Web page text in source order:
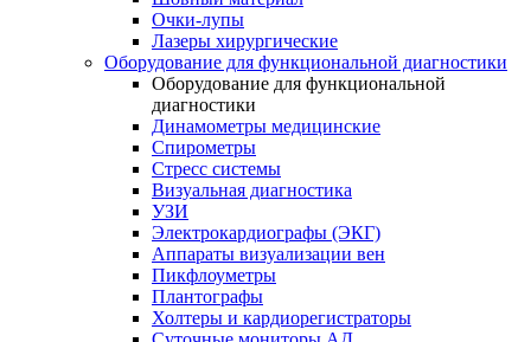
Очки-лупы
Лазеры хирургические
Оборудование для функциональной диагностики
Оборудование для функциональной
диагностики
Динамометры медицинские
Спирометры
Стресс системы
Визуальная диагностика
УЗИ
Электрокардиографы (ЭКГ)
Аппараты визуализации вен
Пикфлоуметры
Плантографы
Холтеры и кардиорегистраторы